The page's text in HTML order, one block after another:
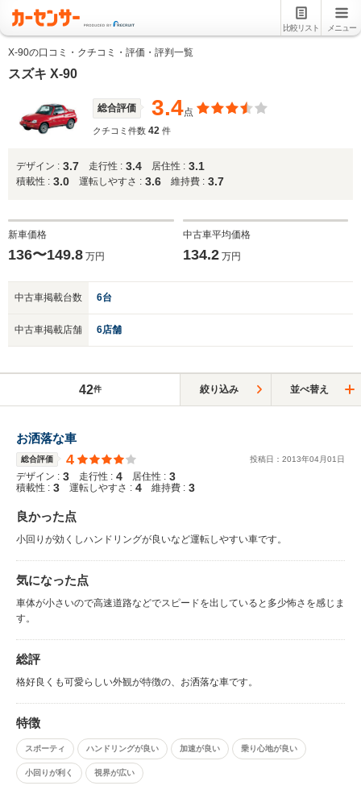
比較リスト メニュー
X-90の口コミ・クチコミ・評価・評判一覧
スズキ X-90
総合評価 3.4点
クチコミ件数 42 件
デザイン : 3.7 走行性 : 3.4 居住性 : 3.1
積載性 : 3.0 運転しやすさ : 3.6 維持費 : 3.7
新車価格
136〜149.8 万円
中古車平均価格
134.2万円
中古車掲載台数 6台
中古車掲載店舗 6店舗
42件 絞り込み 並べ替え
お洒落な車
総合評価 4 投稿日： 2013年04月01 日
デザイン : 3 走行性 : 4 居住性 : 3
積載性 : 3 運転しやすさ : 4 維持費 : 3
良かった点
小回りが効くしハンドリングが良いなど運転しやすい車です。
気になった点
車体が小さいので高速道路などでスピードを出していると多少怖さを感じま
す。
総評
格好良くも可愛らしい外観が特徴の、お洒落な車です。
特徴
スポーティ ハンドリングが良い 加速が良い 乗り心地が良い
小回りが利く 視界が広い